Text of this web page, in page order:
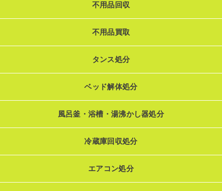
不用品回収
不用品買取
タンス処分
ベッド解体処分
風呂釜・浴槽・湯沸かし器処分
冷蔵庫回収処分
エアコン処分